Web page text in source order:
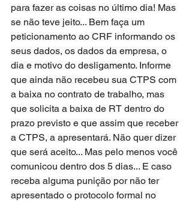
para fazer as coisas no último dia! Mas
se não teve jeito... Bem faça um
peticionamento ao CRF informando os
seus dados, os dados da empresa, o
dia e motivo do desligamento. Informe
que ainda não recebeu sua CTPS com
a baixa no contrato de trabalho, mas
que solicita a baixa de RT dentro do
prazo previsto e que assim que receber
a CTPS, a apresentará. Não quer dizer
que será aceito... Mas pelo menos você
comunicou dentro dos 5 dias... E caso
receba alguma punição por não ter
apresentado o protocolo formal no